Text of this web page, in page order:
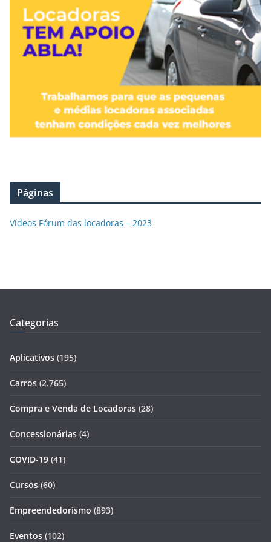
Páginas
Vídeos Fórum das locadoras – 2023
Categorias
Aplicativos (195)
Carros (2.765)
Compra e Venda de Locadoras (28)
Concessionárias (4)
COVID-19 (41)
Cursos (60)
Empreendedorismo (893)
Eventos (102)